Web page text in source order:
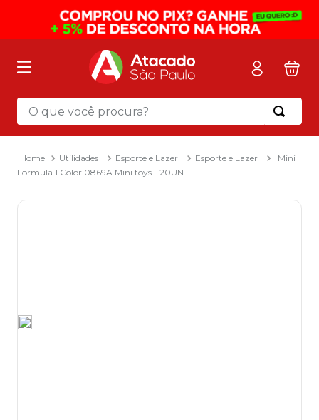
O que você procura?
Utilidades Esporte e Lazer Esporte e Lazer
Mini
Formula 1 Color 0869A Mini toys - 20UN
Termos mais buscados
mochila
2 º sacola
3º mala
8